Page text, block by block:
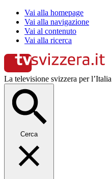
Vai alla homepage
Vai alla navigazione
Vai al contenuto
Vai alla ricerca
La televisione svizzera per l’Italia
Cerca